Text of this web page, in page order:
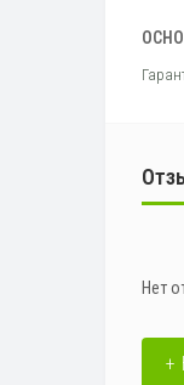
Нет
+